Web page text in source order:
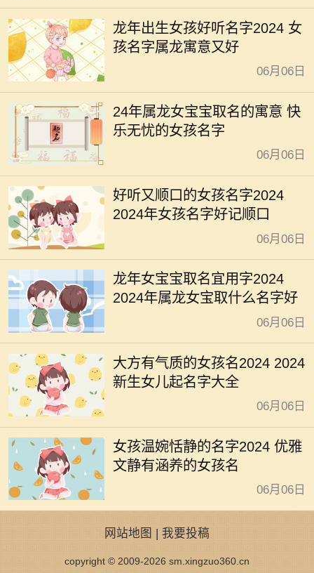
龙年出生女孩好听名字2024 女
孩名字属龙寓意又好
06月06日
24年属龙女宝宝取名的寓意 快
乐无忧的女孩名字
06月06日
好听又顺口的女孩名字2024
2024年女孩名字好记顺口
06月06日
龙年女宝宝取名宜用字2024
2024年属龙女宝取什么名字好
06月06日
大方有气质的女孩名2024 2024
新生女儿起名字大全
06月06日
女孩温婉恬静的名字2024 优雅
文静有涵养的女孩名
06月06日
网站地图 | 我要投稿
copyright © 2009-2026 sm.xingzuo360.cn